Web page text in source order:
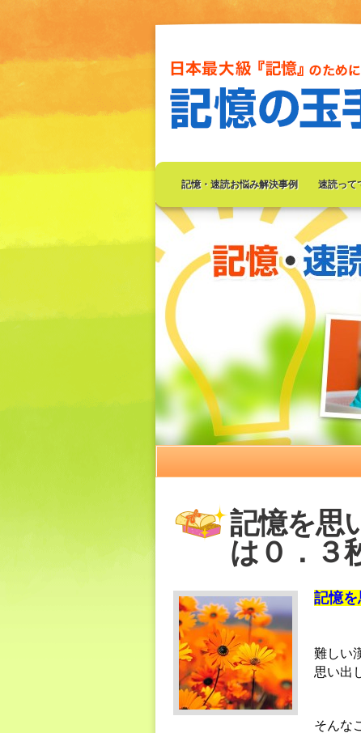
記憶・速読お悩み解決事例 速読って
記憶を思
は０．３
記憶を
難しい
思い出
そんな